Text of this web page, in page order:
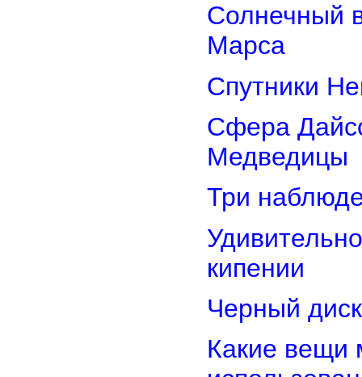
Солнечный
Марса
Спутники
Сфера
Медведицы
Три
кипении
Черный
Какие вещи